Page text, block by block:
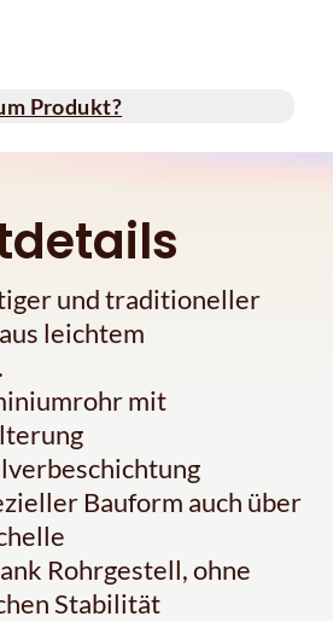
Produkt?
und traditioneller
leichtem
mit
Bauform auch über
Rohrgestell, ohne
Stabilität